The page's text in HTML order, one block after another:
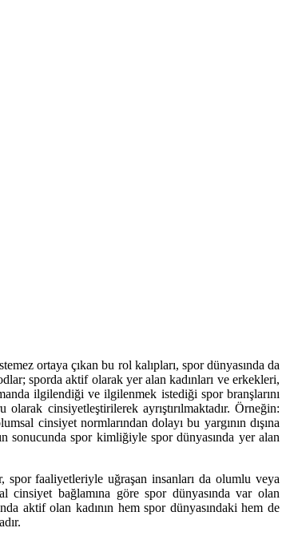
ortaya çıkan bu rol kalıpları, spor dünyasında da
sporda aktif olarak yer alan kadınları ve erkekleri,
ilgilendiği ve ilgilenmek istediği spor branşlarını
cinsiyetleştirilerek ayrıştırılmaktadır. Örneğin:
cinsiyet normlarından dolayı bu yargının dışına
sonucunda spor kimliğiyle spor dünyasında yer alan
spor faaliyetleriyle uğraşan insanları da olumlu veya
cinsiyet bağlamına göre spor dünyasında var olan
aktif olan kadının hem spor dünyasındaki hem de